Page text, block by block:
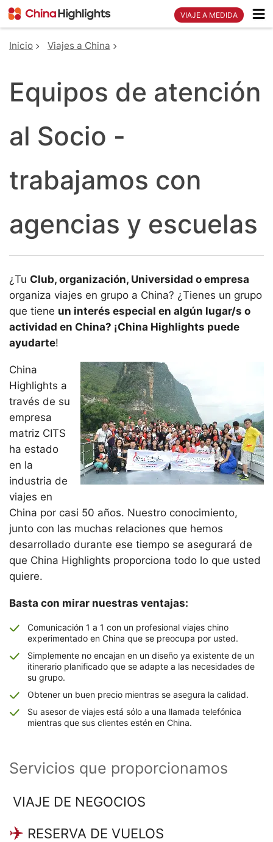
VIAJE A MEDIDA
Inicio Viajes a China
Equipos de atención
al Socio -
trabajamos con
agencias y escuelas
¿Tu Club, organización, Universidad o empresa
organiza viajes en grupo a China? ¿Tienes un grupo
que tiene un interés especial en algún lugar/s o
actividad en China? ¡China Highlights puede
ayudarte!
China
Highlights a
través de su
empresa
matriz CITS
ha estado
en la
industria de
viajes en
China por casi 50 años. Nuestro conocimiento,
junto con las muchas relaciones que hemos
desarrollado durante ese tiempo se asegurará de
que China Highlights proporciona todo lo que usted
quiere.
Basta con mirar nuestras ventajas:
Comunicación 1 a 1 con un profesional viajes chino
experimentado en China que se preocupa por usted.
Simplemente no encajan en un diseño ya existente de un
itinerario planificado que se adapte a las necesidades de
su grupo.
Obtener un buen precio mientras se asegura la calidad.
Su asesor de viajes está sólo a una llamada telefónica
mientras que sus clientes estén en China.
Servicios que proporcionamos
VIAJE DE NEGOCIOS
RESERVA DE VUELOS